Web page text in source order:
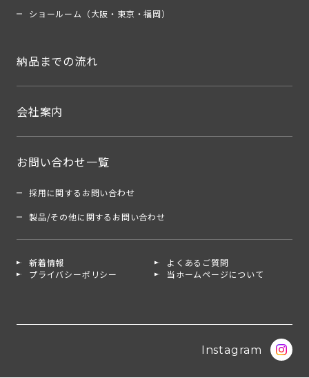
ショールーム（大阪・東京・福岡）
納品までの流れ
会社案内
お問い合わせ一覧
採用に関するお問い合わせ
製品/その他に関するお問い合わせ
新着情報
よくあるご質問
プライバシーポリシー
当ホームページについて
Instagram